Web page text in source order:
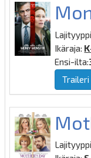
Ikäraja:
Ensi-ilta:
Traileri